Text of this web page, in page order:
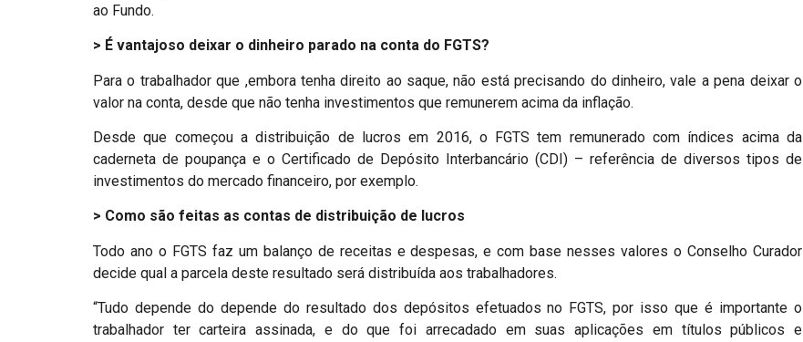
ao Fundo.
> É vantajoso deixar o dinheiro parado na conta do FGTS?
Para o trabalhador que ,embora tenha direito ao saque, não está precisando do dinheiro, vale a pena deixar o
valor na conta, desde que não tenha investimentos que remunerem acima da inflação.
Desde que começou a distribuição de lucros em 2016, o FGTS tem remunerado com índices acima da
caderneta de poupança e o Certificado de Depósito Interbancário (CDI) – referência de diversos tipos de
investimentos do mercado financeiro, por exemplo.
> Como são feitas as contas de distribuição de lucros
Todo ano o FGTS faz um balanço de receitas e despesas, e com base nesses valores o Conselho Curador
decide qual a parcela deste resultado será distribuída aos trabalhadores.
“Tudo depende do depende do resultado dos depósitos efetuados no FGTS, por isso que é importante o
trabalhador ter carteira assinada, e do que foi arrecadado em suas aplicações em títulos públicos e